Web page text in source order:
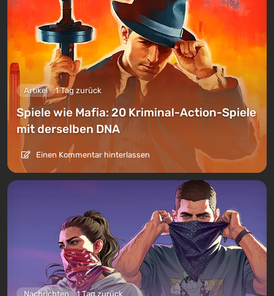
Artikel 1 Tag zurück
Spiele wie Mafia: 20 Kriminal-Action-Spiele
mit derselben DNA
Einen Kommentar hinterlassen
Nachrichten 1 Tag zurück